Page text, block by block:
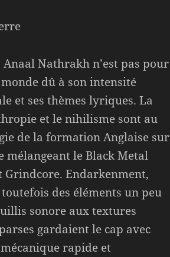
Anaal Nathrakh n’est pas pour
dû à son intensité
et ses thèmes lyriques. La
et le nihilisme sont au
de la formation Anglaise sur
mélangeant le Black Metal
Grindcore. Endarkenment,
des éléments un peu
sonore aux textures
gardaient le cap avec
rapide et